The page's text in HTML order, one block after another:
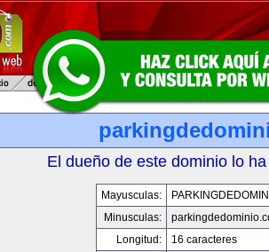
El dueño de este dominio lo
Mayusculas:
Minusculas:
Longitud:
16 caracteres